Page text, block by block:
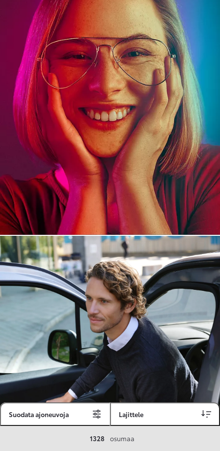
Suodata ajoneuvoja Lajittele
1328 osumaa